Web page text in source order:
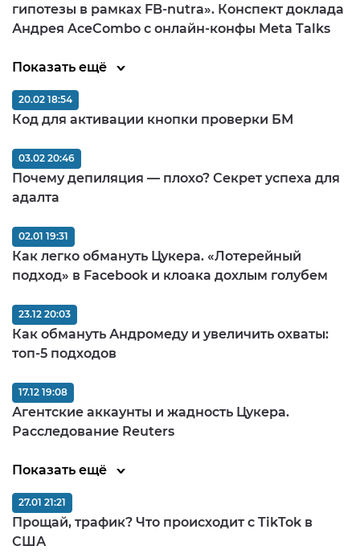
гипотезы в рамках FB-nutra». Конспект доклада
Андрея AceCombo с онлайн-конфы Meta Talks
Показать ещё
Код для активации кнопки проверки БМ
20.02 18:54
Почему депиляция — плохо? Секрет успеха для
адалта
03.02 20:46
Как легко обмануть Цукера. «Лотерейный
подход» в Facebook и клоака дохлым голубем
02.01 19:31
Как обмануть Андромеду и увеличить охваты:
топ-5 подходов
23.12 20:03
Агентские аккаунты и жадность Цукера.
Расследование Reuters
17.12 19:08
Показать ещё
Прощай, трафик? Что происходит с TikTok в
США
27.01 21:21